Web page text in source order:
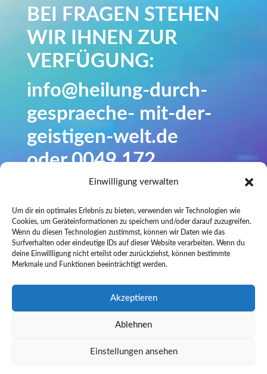
Einwilligung verwalten
Um dir ein optimales Erlebnis zu bieten, verwenden wir Technologien wie
Cookies, um Geräteinformationen zu speichern und/oder darauf zuzugreifen.
Wenn du diesen Technologien zustimmst, können wir Daten wie das
Surfverhalten oder eindeutige IDs auf dieser Website verarbeiten. Wenn du
deine Einwillligung nicht erteilst oder zurückziehst, können bestimmte
Merkmale und Funktionen beeinträchtigt werden.
Akzeptieren
Ablehnen
Einstellungen ansehen
BEI FRAGEN STEHEN
WIR IHNEN ZUR
VERFÜGUNG:
info@heilung-durch-
gespraeche- mit-der-
geistigen-welt.de
oder 0049 172
8818585.
Sie sind jederzeit
willkommen!
Unsere Arbeit ist
ehrenamtlich.